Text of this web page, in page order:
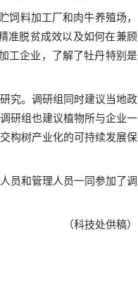
饲料加工厂和肉牛养殖场，
准脱贫成效以及如何在兼顾
工企业，了解了牡丹特别是
究。调研组同时建议当地政
研组也建议植物所与企业一
构树产业化的可持续发展保
员和管理人员一同参加了调
（科技处供稿）